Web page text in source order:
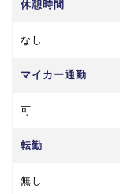
休憩時間
なし
マイカー通勤
可
転勤
無し